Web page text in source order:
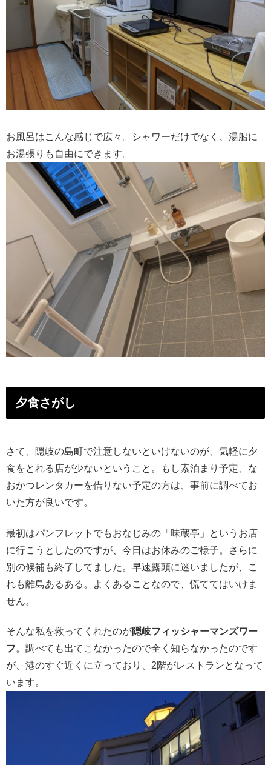
お風呂はこんな感じで広々。シャワーだけでなく、湯船に
お湯張りも自由にできます。
夕食さがし
さて、隠岐の島町で注意しないといけないのが、気軽に夕
食をとれる店が少ないということ。もし素泊まり予定、な
おかつレンタカーを借りない予定の方は、事前に調べてお
いた方が良いです。
最初はパンフレットでもおなじみの「味蔵亭」というお店
に行こうとしたのですが、今日はお休みのご様子。さらに
別の候補も終了してました。早速露頭に迷いましたが、こ
れも離島あるある。よくあることなので、慌ててはいけま
せん。
そんな私を救ってくれたのが隠岐フィッシャーマンズワー
フ。調べても出てこなかったので全く知らなかったのです
が、港のすぐ近くに立っており、2階がレストランとなって
います。